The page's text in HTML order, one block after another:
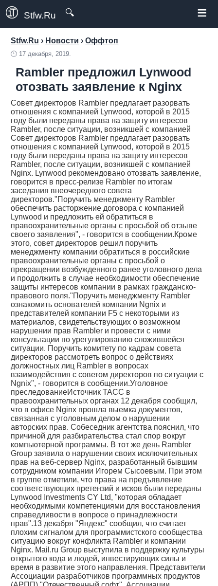
Stfw.Ru 🔍 ≡
Stfw.Ru › Новости ›Оффтоп
🕛 17 декабря, 2019.
Rambler предложил Lynwood
отозвать заявление к Nginx
Совет директоров Rambler предлагает разорвать
отношения с компанией Lynwood, которой в 2015
году были переданы права на защиту интересов
Rambler, после ситуации, возникшей с компанией
Совет директоров Rambler предлагает разорвать
отношения с компанией Lynwood, которой в 2015
году были переданы права на защиту интересов
Rambler, после ситуации, возникшей с компанией
Nginx. Lynwood рекомендовано отозвать заявление,
говорится в пресс-релизе Rambler по итогам
заседания внеочередного совета
директоров."Поручить менеджменту Rambler
обеспечить расторжение договора с компанией
Lynwood и предложить ей обратиться в
правоохранительные органы с просьбой об отзыве
своего заявления", - говорится в сообщении.Кроме
этого, совет директоров решил поручить
менеджменту компании обратиться в российские
правоохранительные органы с просьбой о
прекращении возбужденного ранее уголовного дела
и продолжить в случае необходимости обеспечение
защиты интересов компании в рамках гражданско-
правового поля."Поручить менеджменту Rambler
ознакомить основателей компании Ngnix и
представителей компании F5 с некоторыми из
материалов, свидетельствующих о возможном
нарушении прав Rambler и провести с ними
консультации по урегулированию сложившейся
ситуации. Поручить комитету по кадрам совета
директоров рассмотреть вопрос о действиях
должностных лиц Rambler в вопросах
взаимодействия с cоветом директоров по ситуации с
Ngnix", - говорится в сообщении.Уголовное
преследованиеИсточник ТАСС в
правоохранительных органах 12 декабря сообщил,
что в офисе Nginx прошла выемка документов,
связанная с уголовным делом о нарушении
авторских прав. Собеседник агентства пояснил, что
причиной для разбирательства стал спор вокруг
компьютерной программы. В тот же день Rambler
Group заявила о нарушении своих исключительных
прав на веб-сервер Nginx, разработанный бывшим
сотрудником компании Игорем Сысоевым. При этом
в группе отметили, что права на предъявление
соответствующих претензий и исков были переданы
Lynwood Investments CY Ltd, "которая обладает
необходимыми компетенциями для восстановления
справедливости в вопросе о принадлежности
прав".13 декабря "Яндекс" сообщил, что считает
плохим сигналом для программистского сообщества
ситуацию вокруг конфликта Rambler и компании
Nginx. Mail.ru Group выступила в поддержку культуры
открытого кода и людей, инвестирующих силы и
время в развитие этого направления. Представители
Ассоциации разработчиков программных продуктов